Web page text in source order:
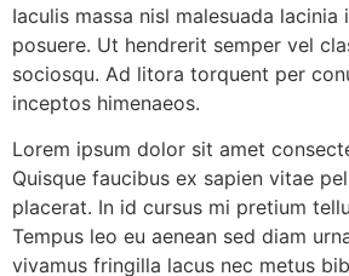
Iaculis massa nisl malesuada lacinia
posuere. Ut hendrerit semper vel
sociosqu. Ad litora torquent per
inceptos himenaeos.
Lorem ipsum dolor sit amet
Quisque faucibus ex sapien vitae
placerat. In id cursus mi pretium
Tempus leo eu aenean sed diam
vivamus fringilla lacus nec metus